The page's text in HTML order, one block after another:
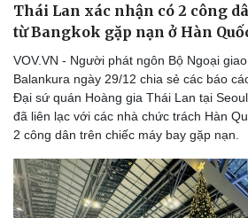
Thái Lan xác nhận có 2 công
từ Bangkok gặp nạn ở Hàn
VOV.VN - Người phát ngôn Bộ Ngoại
Balankura ngày 29/12 chia sẻ các báo
Đại sứ quán Hoàng gia Thái Lan tại
đã liên lạc với các nhà chức trách Hàn
2 công dân trên chiếc máy bay gặp nạn.